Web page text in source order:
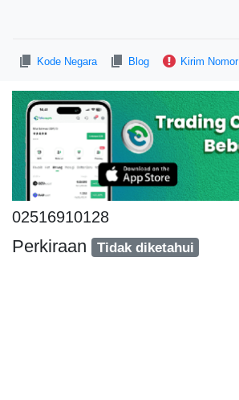
Kode Negara Blog Kirim Nomor
02516910128
Perkiraan Tidak diketahui